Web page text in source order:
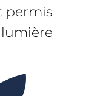
permis